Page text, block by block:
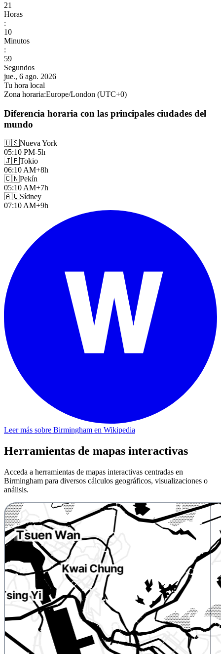
21
Horas
:
11
Minutos
:
01
Segundos
jue., 6 ago. 2026
Tu hora local
Zona horaria:Europe/London (UTC+0)
Diferencia horaria con las principales ciudades del
mundo
🇺🇸Nueva York
05:10 PM-5h
🇯🇵Tokio
06:10 AM+8h
🇨🇳Pekín
05:10 AM+7h
🇦🇺Sídney
07:10 AM+9h
Leer más sobre Birmingham en Wikipedia
Herramientas de mapas interactivas
Acceda a herramientas de mapas interactivas centradas en
Birmingham para diversos cálculos geográficos, visualizaciones o
análisis.